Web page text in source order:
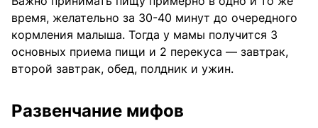
время, желательно за 30-40 минут до очередного
кормления малыша. Тогда у мамы получится 3
основных приема пищи и 2 перекуса — завтрак,
второй завтрак, обед, полдник и ужин.
Развенчание мифов